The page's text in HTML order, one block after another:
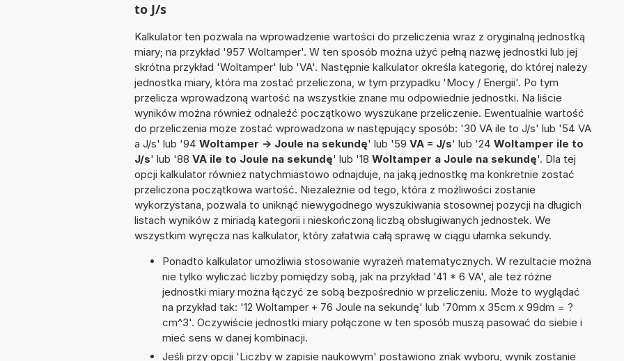
to J/s
Kalkulator ten pozwala na wprowadzenie wartości do przeliczenia wraz z oryginalną jednostką
miary; na przykład '957 Woltamper'. W ten sposób można użyć pełną nazwę jednostki lub jej
skrótna przykład 'Woltamper' lub 'VA'. Następnie kalkulator określa kategorię, do której należy
jednostka miary, która ma zostać przeliczona, w tym przypadku 'Mocy / Energii'. Po tym
przelicza wprowadzoną wartość na wszystkie znane mu odpowiednie jednostki. Na liście
wyników można również odnaleźć początkowo wyszukane przeliczenie. Ewentualnie wartość
do przeliczenia może zostać wprowadzona w następujący sposób: '30 VA ile to J/s' lub '54 VA
a J/s' lub '94 Woltamper -> Joule na sekundę' lub '59 VA = J/s' lub '24 Woltamper ile to
J/s' lub '88 VA ile to Joule na sekundę' lub '18 Woltamper a Joule na sekundę'. Dla tej
opcji kalkulator również natychmiastowo odnajduje, na jaką jednostkę ma konkretnie zostać
przeliczona początkowa wartość. Niezależnie od tego, która z możliwości zostanie
wykorzystana, pozwala to uniknąć niewygodnego wyszukiwania stosownej pozycji na długich
listach wyników z miriadą kategorii i nieskończoną liczbą obsługiwanych jednostek. We
wszystkim wyręcza nas kalkulator, który załatwia całą sprawę w ciągu ułamka sekundy.
Ponadto kalkulator umożliwia stosowanie wyrażeń matematycznych. W rezultacie można
nie tylko wyliczać liczby pomiędzy sobą, jak na przykład '41 * 6 VA', ale też różne
jednostki miary można łączyć ze sobą bezpośrednio w przeliczeniu. Może to wyglądać
na przykład tak: '12 Woltamper + 76 Joule na sekundę' lub '70mm x 35cm x 99dm = ?
cm^3'. Oczywiście jednostki miary połączone w ten sposób muszą pasować do siebie i
mieć sens w danej kombinacji.
Jeśli przy opcji 'Liczby w zapisie naukowym' postawiono znak wyboru, wynik zostanie